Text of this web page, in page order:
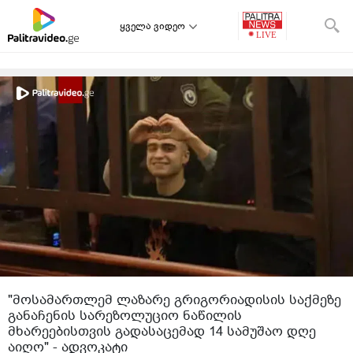
ყველა ვიდეო
"მოსამართლემ ლაზარე გრიგორიადისის საქმეზე
განაჩენის სარეზოლუციო ნაწილის
მხარეებისთვის გადასაცემად 14 სამუშაო დღე
აიღო" - ადვოკატი